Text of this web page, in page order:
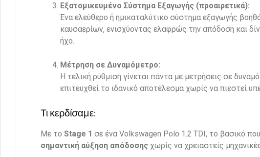
Εξατομικευμένο Σύστημα Εξαγωγής (προαιρετικά):
Ένα ελεύθερο ή ημικαταλύτικο σύστημα εξαγωγής
καυσαερίων, ενισχύοντας ελαφρώς την απόδοση και
ήχο.
Μέτρηση σε Δυναμόμετρο:
Η τελική ρύθμιση γίνεται πάντα με μετρήσεις σε
επιτευχθεί το ιδανικό αποτέλεσμα χωρίς να πιεστεί
Τι κερδίσαμε:
Με το Stage 1 σε ένα Volkswagen Polo 1.2 TDI, το βασικό που
σημαντική αύξηση απόδοσης χωρίς να χρειαστείς